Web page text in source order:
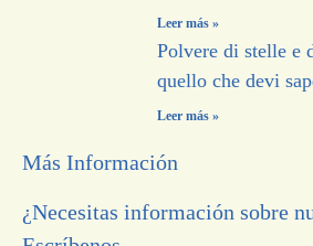
Leer más »
Polvere di stelle e
quello che devi
Leer más »
Más Información
¿Necesitas información sobre